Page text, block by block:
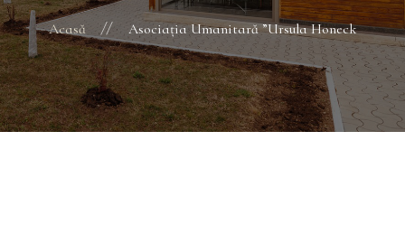
Acasă Asociația Umanitară ”Ursula Honeck